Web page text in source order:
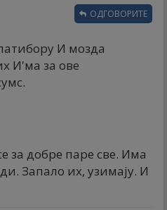
И мозда
И'ма за ове
ОДГОВОРИТЕ
за добре паре све. Има
Запало их, узимају. И